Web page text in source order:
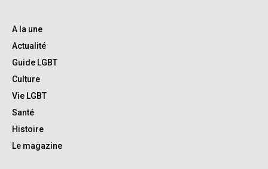
A la une
Actualité
Guide LGBT
Culture
Vie LGBT
Santé
Histoire
Le magazine